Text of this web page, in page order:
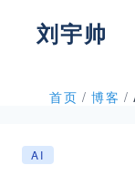
刘宇帅
首页 / 博客 /
AI